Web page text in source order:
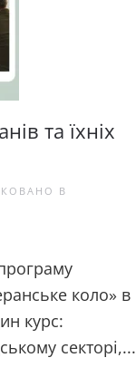
та їхніх
В
коло» в
курс:
секторі,...